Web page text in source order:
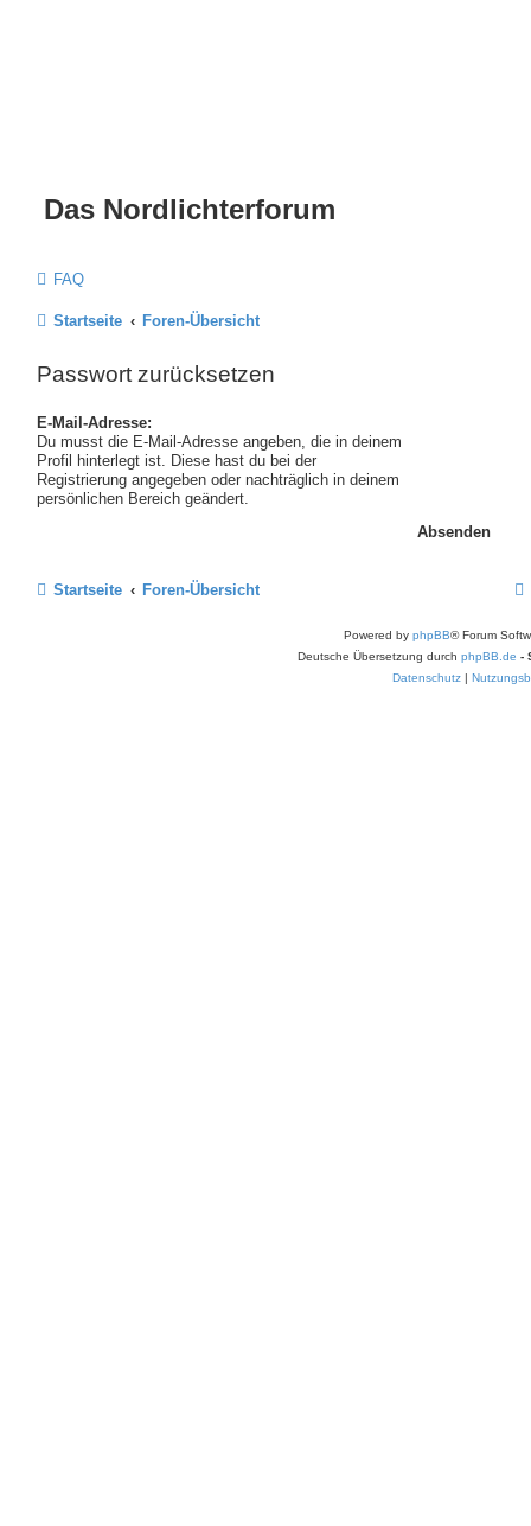
Das Nordlichterforum
FAQ
Startseite Foren-Übersicht
Passwort zurücksetzen
E-Mail-Adresse:
Du musst die E-Mail-Adresse angeben, die in deinem
Profil hinterlegt ist. Diese hast du bei der
Registrierung angegeben oder nachträglich in deinem
persönlichen Bereich geändert.
Startseite Foren-Übersicht
Powered by phpBB® Forum
Deutsche Übersetzung durch phpBB.de -
Datenschutz|